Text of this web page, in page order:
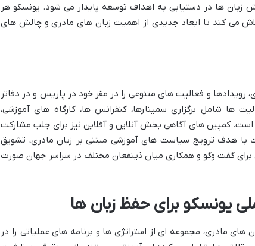
زبان ها در دستیابی به اهداف توسعه پایدار می شود. یونسکو هر
می کند تا ابعاد جدیدی از اهمیت زبان های مادری و چالش های
و فعالیت های متنوعی را در مقر خود در پاریس و در دفاتر
ها شامل برگزاری سمینارها، کنفرانس ها، کارگاه های آموزشی،
است. کمپین های آگاهی بخش آنلاین و آفلاین نیز برای جلب مشارکت
با هدف ترویج سیاست های آموزشی مبتنی بر زبان مادری، تشویق
گفت وگو و همکاری میان ذینفعان مختلف در سراسر جهان صورت
یونسکو برای حفظ زبان ها
مادری، مجموعه ای از استراتژی ها و برنامه های عملیاتی را در